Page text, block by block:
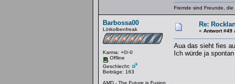
Fremde sind Freunde,
Barbossa00
Lötkolbenfreak
Karma: +0/-0
Offline
Geschlecht:
Beiträge: 163
AMD - The Future is Fusion.
Re:
« Antwort #49
Aua das sieht fies
Ich würde ja